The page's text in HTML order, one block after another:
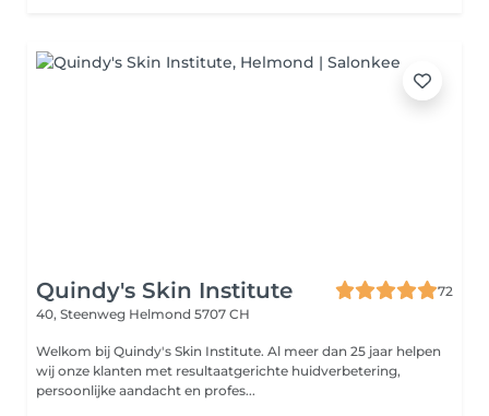
Quindy's Skin Institute
72
40, Steenweg Helmond 5707 CH
Welkom bij Quindy's Skin Institute. Al meer dan 25 jaar helpen
wij onze klanten met resultaatgerichte huidverbetering,
persoonlijke aandacht en profes...